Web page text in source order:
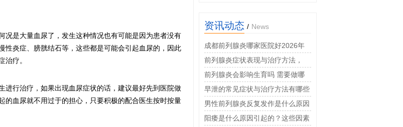
况是大量血尿了，发生这种情况也有可能是因为患者没有
性炎症、膀胱结石等，这些都是可能会引起血尿的，因此
治疗。
进行治疗，如果出现血尿症状的话，建议最好先到医院做
的血尿就不用过于的担心，只要积极的配合医生按时按量
资讯动态 / News
成都前列腺炎哪家医院好2026年
男科专科诊疗费用透明
前列腺炎症状表现与治疗方法，
2026年男科专家权威科普指南
前列腺炎会影响生育吗 需要做哪
些检查
早泄的常见症状与治疗方法有哪些
男性前列腺炎反复发作是什么原因
阳痿是什么原因引起的？这些因素